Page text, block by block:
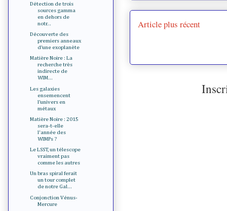
Article plus récent
Détection de trois
sources gamma
en dehors de
notr...
Découverte des
premiers anneaux
d’une exoplanète
Matière Noire : La
recherche très
indirecte de
WIM...
Les galaxies
ensemencent
l’univers en
métaux
Matière Noire : 2015
sera-t-elle
l'année des
WIMPs ?
Le LSST, un télescope
vraiment pas
comme les autres
Un bras spiral ferait
un tour complet
de notre Gal...
Conjonction Vénus-
Mercure